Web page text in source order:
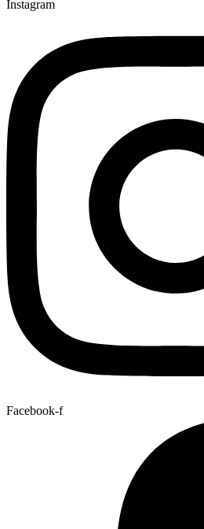
Instagram
Facebook-f